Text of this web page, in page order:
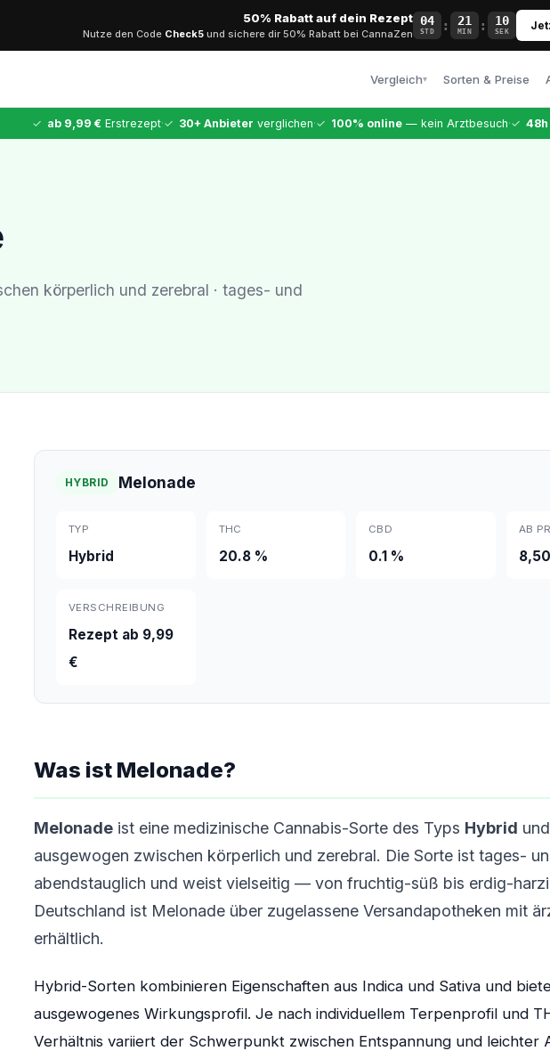
50% Rabatt auf dein Rezept
Nutze den Code Check5 und sichere dir 50% Rabatt bei CannaZen
04
STD : 21
MIN : 09
SEK
Vergleich▾
Vollständiger Vergleich
Sorten & Preise
✓ ab 9,99 € Erstrezept·✓ 30+ Anbieter verglichen·✓ 100% online — kein Arztbesuch·✓ 48h
körperlich und zerebral · tages- und
HYBRID Melonade
TYP
Hybrid
THC
20.8 %
CBD
0.1 %
AB
VERSCHREIBUNG
Rezept ab 9,99
€
Was ist Melonade?
Melonade ist eine medizinische Cannabis-Sorte des Typs Hybrid
ausgewogen zwischen körperlich und zerebral. Die Sorte ist tages-
abendstauglich und weist vielseitig — von fruchtig-süß bis erdig-
Deutschland ist Melonade über zugelassene Versandapotheken mit
erhältlich.
Hybrid-Sorten kombinieren Eigenschaften aus Indica und Sativa und
ausgewogenes Wirkungsprofil. Je nach individuellem Terpenprofil und
Verhältnis variiert der Schwerpunkt zwischen Entspannung und leichter